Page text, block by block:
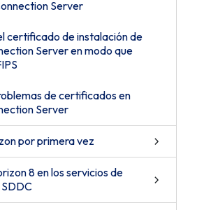
Server
certificado de instalación de
Server en modo que
de certificados en
Server
por primera vez
8 en los servicios de